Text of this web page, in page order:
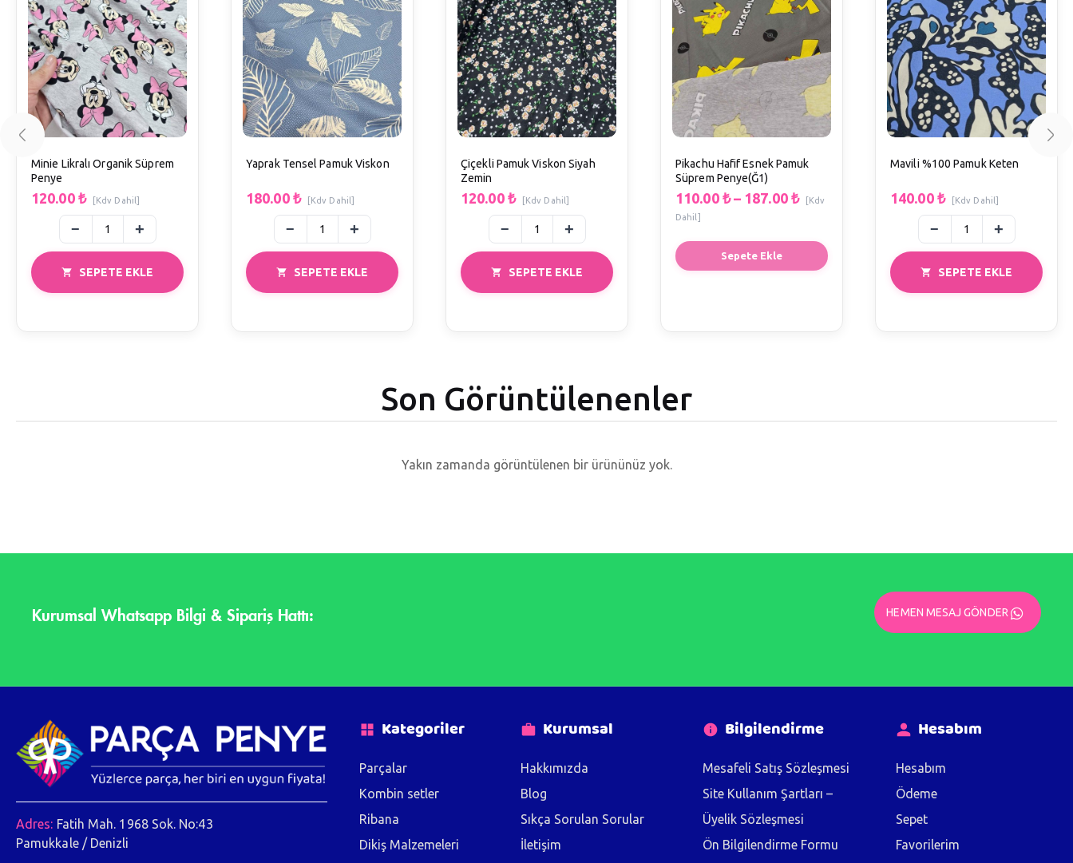
SEPETE EKLE
Minie Likralı Organik Süprem
Penye
120.00 ₺ [Kdv Dahil]
SEPETE EKLE
Yaprak Tensel Pamuk Viskon
180.00 ₺ [Kdv Dahil]
SEPETE EKLE
Çiçekli Pamuk Viskon Siyah
Zemin
120.00 ₺ [Kdv Dahil]
Sepete Ekle
Pikachu Hafif Esnek Pamuk
Süprem Penye(Ğ1)
110.00 ₺ – 187.00 ₺
[Kdv
Dahil]
SEPETE EKLE
Mavili %100 Pamuk Keten
140.00 ₺ [Kdv Dahil]
Son Görüntülenenler
Yakın zamanda görüntülenen bir ürününüz yok.
Kurumsal Whatsapp Bilgi & Sipariş Hattı: HEMEN MESAJ GÖNDER
Adres: Fatih Mah. 1968 Sok. No:43
Pamukkale / Denizli
Kategoriler
Parçalar
Kombin setler
Ribana
Dikiş Malzemeleri
Kurumsal
Hakkımızda
Blog
Sıkça Sorulan Sorular
İletişim
Bilgilendirme
Mesafeli Satış Sözleşmesi
Site Kullanım Şartları –
Üyelik Sözleşmesi
Ön Bilgilendirme Formu
Hesabım
Hesabım
Ödeme
Sepet
Favorilerim